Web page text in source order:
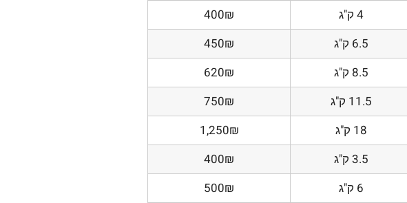
4 ק"ג
400₪
6.5 ק"ג
450₪
8.5 ק"ג
620₪
11.5 ק"ג
750₪
18 ק"ג
1,250₪
3.5 ק"ג
400₪
6 ק"ג
500₪